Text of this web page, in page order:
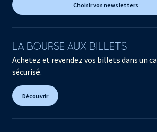
Choisir vos newsletters
LA BOURSE AUX BILLETS
Achetez et revendez vos billets dans un
sécurisé.
Découvrir